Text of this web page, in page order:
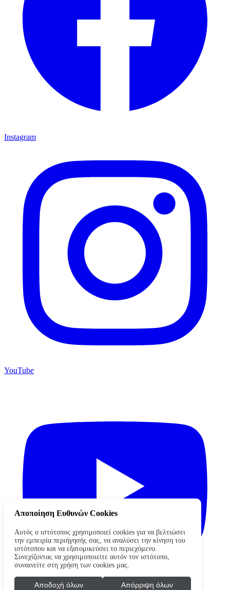
Instagram
YouTube
Αποποίηση Ευθυνών Cookies
Αυτός ο ιστότοπος χρησιμοποιεί cookies για να βελτιώσει
την εμπειρία περιήγησής σας, να αναλύσει την κίνηση του
ιστότοπου και να εξατομικεύσει το περιεχόμενο.
Συνεχίζοντας να χρησιμοποιείτε αυτόν τον ιστότοπο,
συναινείτε στη χρήση των cookies μας.
Αποδοχή όλων Απόρριψη όλων